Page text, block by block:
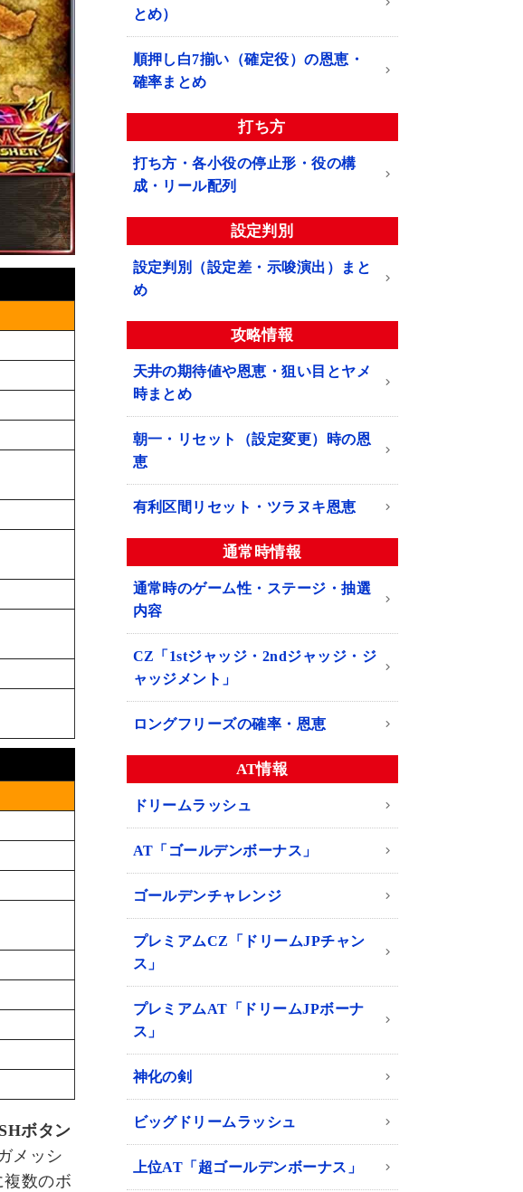
ボタン
メッシ
数のボ
とめ）
順押し白7揃い（確定役）の恩恵・
確率まとめ
打ち方
打ち方・各小役の停止形・役の構
成・リール配列
設定判別
設定判別（設定差・示唆演出）まと
め
攻略情報
天井の期待値や恩恵・狙い目とヤメ
時まとめ
朝一・リセット（設定変更）時の恩
恵
有利区間リセット・ツラヌキ恩恵
通常時情報
通常時のゲーム性・ステージ・抽選
内容
CZ「1stジャッジ・2ndジャッジ・ジ
ャッジメント」
ロングフリーズの確率・恩恵
AT情報
ドリームラッシュ
AT「ゴールデンボーナス」
ゴールデンチャレンジ
プレミアムCZ「ドリームJPチャン
ス」
プレミアムAT「ドリームJPボーナ
ス」
神化の剣
ビッグドリームラッシュ
上位AT「超ゴールデンボーナス」